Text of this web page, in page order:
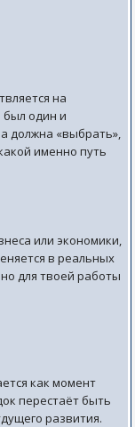
на
был один и
должна «выбрать»,
именно путь
или экономики,
в реальных
для твоей работы
как момент
перестаёт быть
развития.